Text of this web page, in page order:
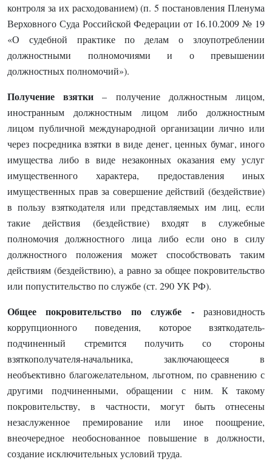
контроля за их расходованием) (п. 5 постановления Пленума
Верховного Суда Российской Федерации от 16.10.2009 № 19
«О судебной практике по делам о злоупотреблении
должностными полномочиями и о превышении
должностных полномочий»).
Получение взятки – получение должностным лицом,
иностранным должностным лицом либо должностным
лицом публичной международной организации лично или
через посредника взятки в виде денег, ценных бумаг, иного
имущества либо в виде незаконных оказания ему услуг
имущественного характера, предоставления иных
имущественных прав за совершение действий (бездействие)
в пользу взяткодателя или представляемых им лиц, если
такие действия (бездействие) входят в служебные
полномочия должностного лица либо если оно в силу
должностного положения может способствовать таким
действиям (бездействию), а равно за общее покровительство
или попустительство по службе (ст. 290 УК РФ).
Общее покровительство по службе -разновидность
коррупционного поведения, которое взяткодатель-
подчиненный стремится получить со стороны
взяткополучателя-начальника, заключающееся в
необъективно благожелательном, льготном, по сравнению с
другими подчиненными, обращении с ним. К такому
покровительству, в частности, могут быть отнесены
незаслуженное премирование или иное поощрение,
внеочередное необоснованное повышение в должности,
создание исключительных условий труда.